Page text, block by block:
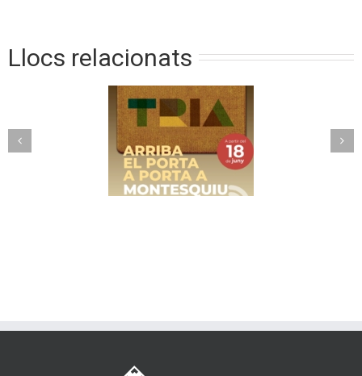
Llocs relacionats
el porta a
Torelló implanta un
nou model de
recollida avançada